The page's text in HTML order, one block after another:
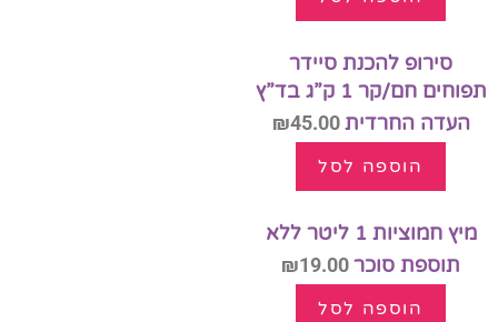
סירופ להכנת סיידר
תפוחים חם/קר 1 ק”ג בד”ץ
העדה החרדית
₪45.00
הוספה לסל
מיץ חמוציות 1 ליטר ללא
תוספת סוכר
₪19.00
הוספה לסל